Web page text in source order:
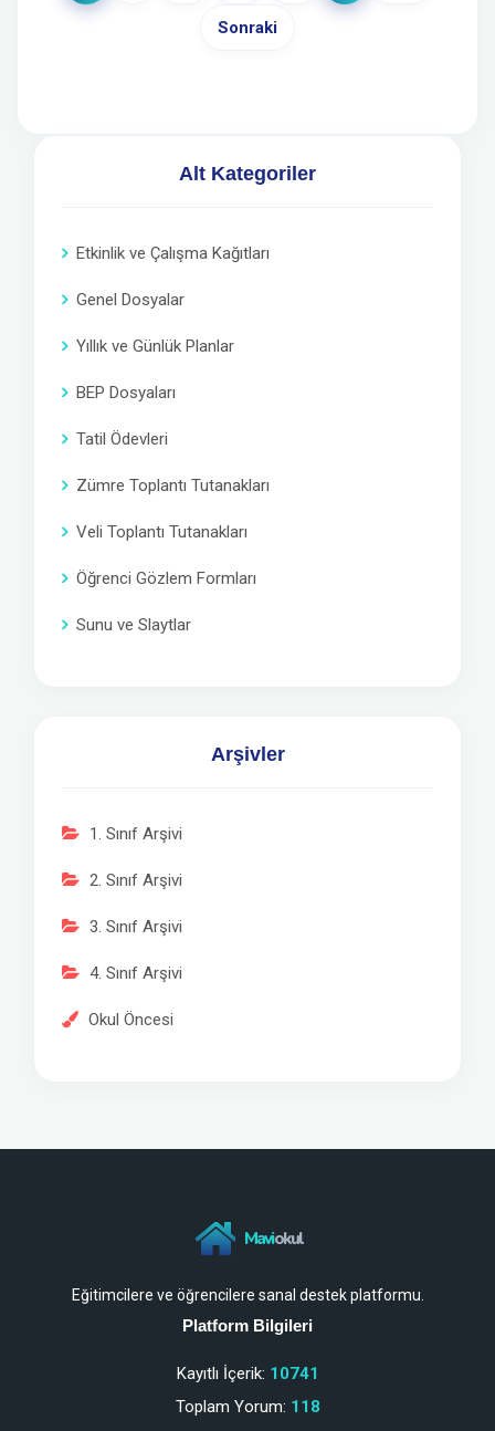
Sonraki
Alt Kategoriler
Etkinlik ve Çalışma Kağıtları
Genel Dosyalar
Yıllık ve Günlük Planlar
BEP Dosyaları
Tatil Ödevleri
Zümre Toplantı Tutanakları
Veli Toplantı Tutanakları
Öğrenci Gözlem Formları
Sunu ve Slaytlar
Arşivler
1. Sınıf Arşivi
2. Sınıf Arşivi
3. Sınıf Arşivi
4. Sınıf Arşivi
Okul Öncesi
Maviokul
Eğitimcilere ve öğrencilere sanal destek platformu.
Platform Bilgileri
Kayıtlı İçerik: 10741
Toplam Yorum: 118